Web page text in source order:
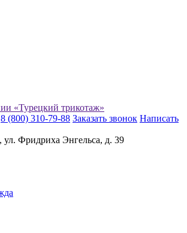
8 (800) 310-79-88 Заказать звонок Написать
, ул. ​Фридриха Энгельса, д. 39